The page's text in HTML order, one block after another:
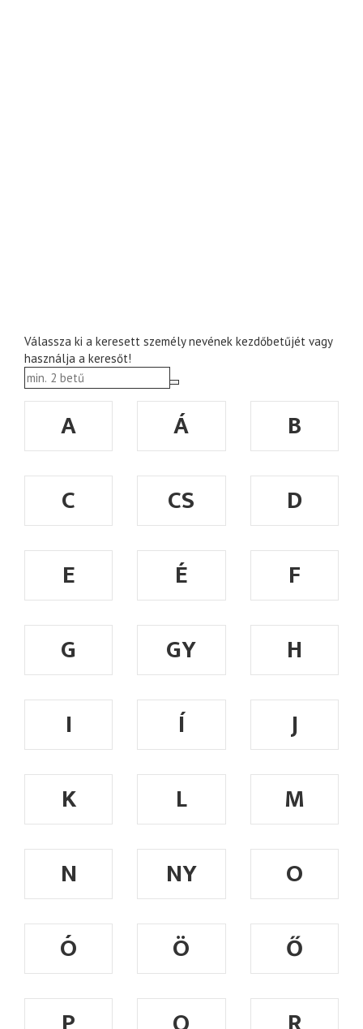
Válassza ki a keresett személy nevének kezdőbetűjét vagy
használja a keresőt!
A Á
B
C
CS
D
E
É
F
G
GY
H
I
Í
J
K
L
M
N
NY
O
Ó
Ö
Ő